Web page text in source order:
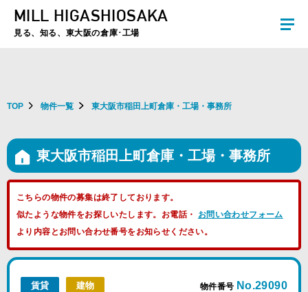
夏季休暇のお知らせ：2026年8月8日(土)～8月16日(日)まで休業とさせていた
MILL HIGASHIOSAKA
見る、知る、東大阪の倉庫･工場
TOP 物件一覧 東大阪市稲田上町倉庫・工場・事務所
東大阪市稲田上町倉庫・工場・事務所
こちらの物件の募集は終了しております。
似たような物件をお探しいたします。お電話・ お問い合わせフォーム
より内容とお問い合わせ番号をお知らせください。
賃貸 建物 物件番号 No.29090